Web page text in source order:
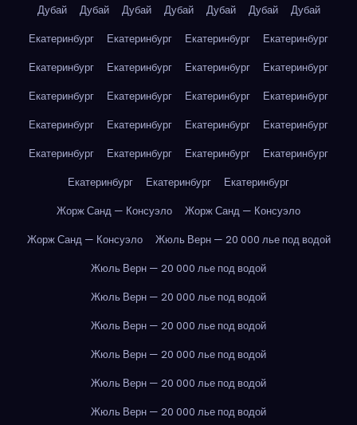
Дубай
Дубай Дубай Дубай Дубай Дубай
Дубай
Екатеринбург
Екатеринбург Екатеринбург
Екатеринбург
Екатеринбург
Екатеринбург Екатеринбург
Екатеринбург
Екатеринбург
Екатеринбург Екатеринбург
Екатеринбург
Екатеринбург
Екатеринбург Екатеринбург
Екатеринбург
Екатеринбург
Екатеринбург Екатеринбург
Екатеринбург
Екатеринбург
Екатеринбург
Екатеринбург
Жорж Санд — Консуэло
Жорж Санд — Консуэло
Жорж Санд — Консуэло
Жюль Верн — 20 000 лье под водой
Жюль Верн — 20 000 лье под водой
Жюль Верн — 20 000 лье под водой
Жюль Верн — 20 000 лье под водой
Жюль Верн — 20 000 лье под водой
Жюль Верн — 20 000 лье под водой
Жюль Верн — 20 000 лье под водой